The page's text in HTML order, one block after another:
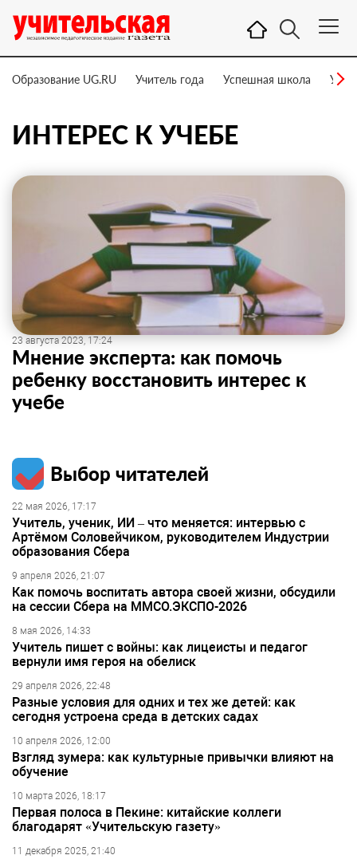
Образование UG.RU Учитель года Успешная школа
ИНТЕРЕС К УЧЕБЕ
23 августа 2023, 17:24
Мнение эксперта: как помочь
ребенку восстановить интерес к
учебе
Выбор читателей
22 мая 2026, 17:17
Учитель, ученик, ИИ – что меняется: интервью с
Артёмом Соловейчиком, руководителем Индустрии
образования Сбера
9 апреля 2026, 21:07
Как помочь воспитать автора своей жизни, обсудили
на сессии Сбера на ММСО.ЭКСПО-2026
8 мая 2026, 14:33
Учитель пишет с войны: как лицеисты и педагог
вернули имя героя на обелиск
29 апреля 2026, 22:48
Разные условия для одних и тех же детей: как
сегодня устроена среда в детских садах
10 апреля 2026, 12:00
Взгляд зумера: как культурные привычки влияют на
обучение
10 марта 2026, 18:17
Первая полоса в Пекине: китайские коллеги
благодарят «Учительскую газету»
11 декабря 2025, 21:40